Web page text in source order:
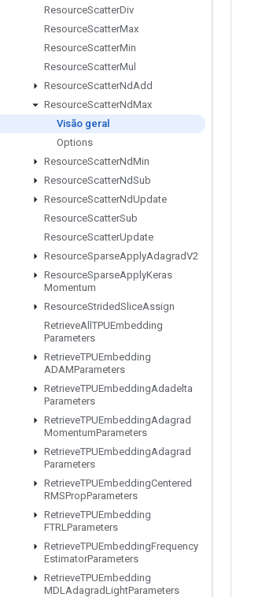
ResourceScatterDiv
ResourceScatterMax
ResourceScatterMin
ResourceScatterMul
ResourceScatterNdAdd
ResourceScatterNdMax
Visão geral
Options
ResourceScatterNdMin
ResourceScatterNdSub
ResourceScatterNdUpdate
ResourceScatterSub
ResourceScatterUpdate
ResourceSparseApplyAdagradV2
ResourceSparseApplyKeras
Momentum
ResourceStridedSliceAssign
RetrieveAll TPUEmbedding
Parameters
RetrieveTPUEmbedding
ADAMParameters
RetrieveTPUEmbeddingAdadelta
Parameters
RetrieveTPUEmbeddingAdagrad
MomentumParameters
RetrieveTPUEmbeddingAdagrad
Parameters
RetrieveTPUEmbeddingCentered
RMSPropParameters
RetrieveTPUEmbedding
FTRLParameters
RetrieveTPUEmbeddingFrequency
EstimatorParameters
RetrieveTPUEmbedding
MDLAdagradLightParameters